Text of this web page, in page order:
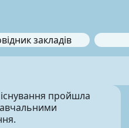
закладів
пройшла